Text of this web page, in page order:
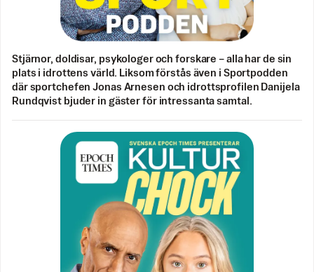
Stjärnor, doldisar, psykologer och forskare – alla har de sin
plats i idrottens värld. Liksom förstås även i Sportpodden
där sportchefen Jonas Arnesen och idrottsprofilen Danijela
Rundqvist bjuder in gäster för intressanta samtal.